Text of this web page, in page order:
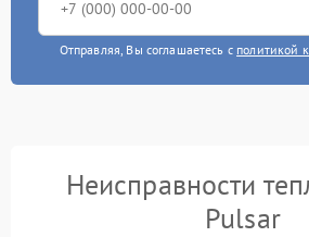
Отправляя, Вы соглашаетесь с политикой
Неисправности
Pulsar